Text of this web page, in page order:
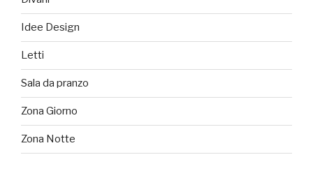
Idee Design
Letti
Sala da pranzo
Zona Giorno
Zona Notte